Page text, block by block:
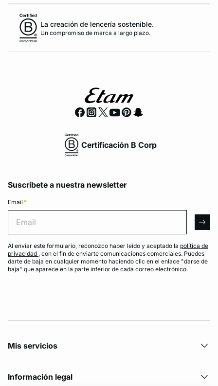
La creación de lencería sostenible.
Un compromiso de marca a largo plazo.
Certificación B Corp
Suscríbete a nuestra newsletter
Email *
Al enviar este formulario, reconozco haber leído y aceptado la política de
privacidad , con el fin de enviarte comunicaciones comerciales. Puedes
darte de baja en cualquier momento haciendo clic en el enlace "darse de
baja" que aparece en la parte inferior de cada correo electrónico.
Mis servicios
Información legal